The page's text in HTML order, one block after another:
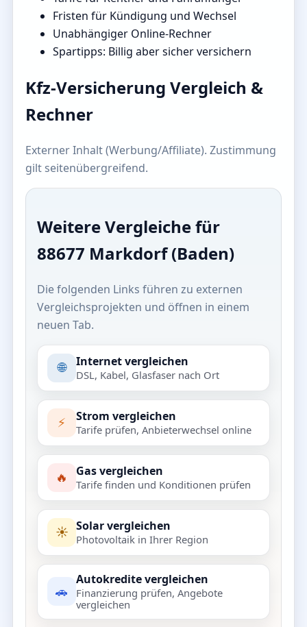
Fristen für Kündigung und Wechsel
Unabhängiger Online-Rechner
Spartipps: Billig aber sicher versichern
Kfz-Versicherung Vergleich &
Rechner
Externer Inhalt (Werbung/Affiliate). Zustimmung
gilt seitenübergreifend.
Weitere Vergleiche für
88677 Markdorf (Baden)
Die folgenden Links führen zu externen
Vergleichsprojekten und öffnen in einem
neuen Tab.
🌐 Internet vergleichen
DSL, Kabel, Glasfaser nach Ort
⚡ Strom vergleichen
Tarife prüfen, Anbieterwechsel online
🔥 Gas vergleichen
Tarife finden und Konditionen prüfen
☀️ Solar vergleichen
Photovoltaik in Ihrer Region
🚗
Autokredite vergleichen
Finanzierung prüfen, Angebote
vergleichen